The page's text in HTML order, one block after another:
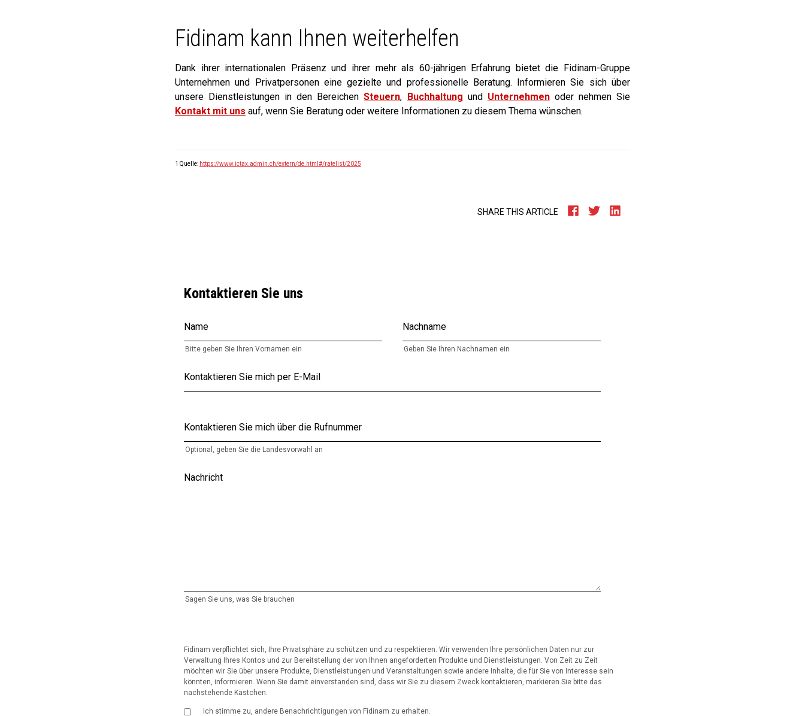
Fidinam kann Ihnen weiterhelfen
Dank ihrer internationalen Präsenz und ihrer mehr als 60-jährigen Erfahrung bietet die Fidinam-Gruppe
Unternehmen und Privatpersonen eine gezielte und professionelle Beratung. Informieren Sie sich über
unsere Dienstleistungen in den BereichenSteuern, Buchhaltung und Unternehmenoder nehmen Sie
Kontakt mit uns auf, wenn Sie Beratung oder weitere Informationen zu diesem Thema wünschen.
1 Quelle: https://www.ictax.admin.ch/extern/de.html#/ratelist/2025
SHARE THIS ARTICLE
Kontaktieren Sie uns
Name
Bitte geben Sie Ihren Vornamen ein
Nachname
Geben Sie Ihren Nachnamen ein
Kontaktieren Sie mich per E-Mail
Kontaktieren Sie mich über die Rufnummer
Optional, geben Sie die Landesvorwahl an
Nachricht
Sagen Sie uns, was Sie brauchen
Fidinam verpflichtet sich, Ihre Privatsphäre zu schützen und zu respektieren. Wir verwenden Ihre persönlichen Daten nur zur
Verwaltung Ihres Kontos und zur Bereitstellung der von Ihnen angeforderten Produkte und Dienstleistungen. Von Zeit zu Zeit
möchten wir Sie über unsere Produkte, Dienstleistungen und Veranstaltungen sowie andere Inhalte, die für Sie von Interesse sein
könnten, informieren. Wenn Sie damit einverstanden sind, dass wir Sie zu diesem Zweck kontaktieren, markieren Sie bitte das
nachstehende Kästchen.
Ich stimme zu, andere Benachrichtigungen von Fidinam zu erhalten.